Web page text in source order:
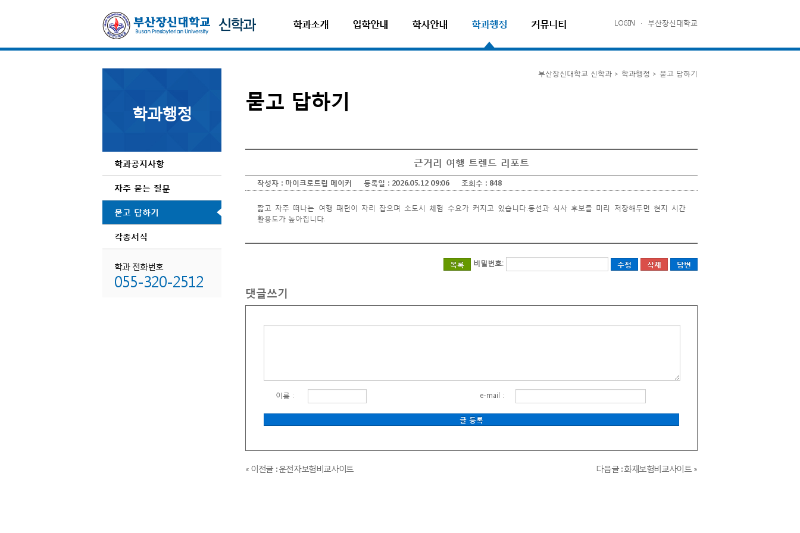
학과소개 입학안내 학사안내 학과행정 커뮤니티 LOGIN · 부산장신대학교
학과행정
학과공지사항
자주 묻는 질문
묻고 답하기
각종서식
학과 전화번호
055-320-2512
부산장신대학교 신학과 > 학과행정 > 묻고 답하기
묻고 답하기
근거리 여행 트렌드 리포트
작성자 : 마이크로트립 메이커 등록일 : 2026.05.12 09:06 조회수 : 848
짧고 자주 떠나는 여행 패턴이 자리 잡으며 소도시 체험 수요가 커지고 있습니다.동선과 식사 후보를 미리 저장해두면 현지 시간
활용도가 높아집니다.
어린이보험비교사이트
다이렉트
종신보험비교
치아보험
태아보험비교사이트
어린이보험비교사이트
암보험비교사이트
다이렉트자동차보험료비교견적사이트
목록 비밀번호: 답변
댓글쓰기
이름 : e-mail :
« 이전글 : 운전자보험비교사이트 다음글 : 화재보험비교사이트 »